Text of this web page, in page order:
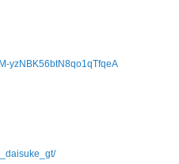
yzNBK56btN8qo1qTfqeA